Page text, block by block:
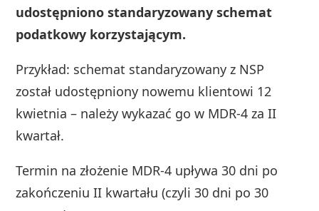
udostępniono standaryzowany schemat
podatkowy korzystającym.
Przykład: schemat standaryzowany z NSP
został udostępniony nowemu klientowi 12
kwietnia – należy wykazać go w MDR‑4 za II
kwartał.
Termin na złożenie MDR‑4 upływa 30 dni po
zakończeniu II kwartału (czyli 30 dni po 30